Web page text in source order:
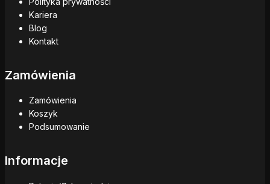
Kariera
Blog
Kontakt
Zamówienia
Zamówienia
Koszyk
Podsumowanie
Informacje